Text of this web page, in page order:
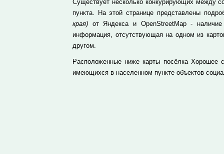
Существует несколько конкурирующих между
пункта. На этой странице представлены
края) от Яндекса и OpenStreetMap -
информация, отсутствующая на одном из
другом.
Расположенные ниже карты посёлка Хорошее
имеющихся в населенном пункте объектов